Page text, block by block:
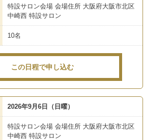
特設サロン会場 会場住所 大阪府大阪市北区
中崎西 特設サロン
10名
この日程で申し込む
2026年9月6日（日曜）
特設サロン会場 会場住所 大阪府大阪市北区
中崎西 特設サロン